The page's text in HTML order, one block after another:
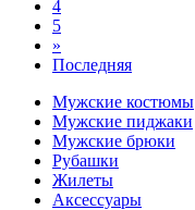
4
5
»
Последняя
Мужские костюмы
Мужские пиджаки
Мужские брюки
Рубашки
Жилеты
Аксессуары